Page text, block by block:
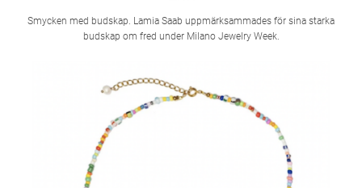
Smycken med budskap. Lamia Saab uppmärksammades för sina starka
budskap om fred under Milano Jewelry Week.